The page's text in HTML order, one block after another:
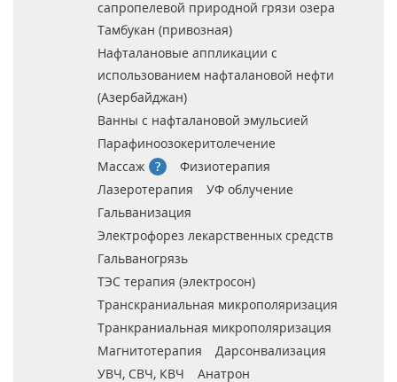
сапропелевой природной грязи озера
Тамбукан (привозная)
Нафталановые аппликации с
использованием нафталановой нефти
(Азербайджан)
Ванны с нафталановой эмульсией
Парафиноозокеритолечение
Массаж
Физиотерапия
Лазеротерапия
УФ облучение
Гальванизация
Электрофорез лекарственных средств
Гальваногрязь
ТЭС терапия (электросон)
Транскраниальная микрополяризация
Транкраниальная микрополяризация
Магнитотерапия
Дарсонвализация
УВЧ, СВЧ, КВЧ
Анатрон